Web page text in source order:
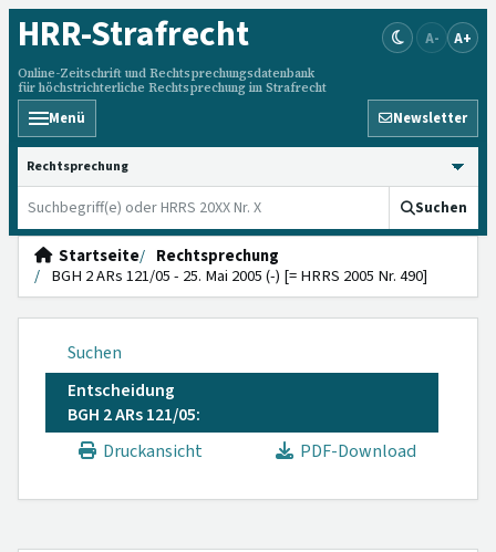
HRR-Strafrecht
Online-Zeitschrift und Rechtsprechungsdatenbank
für höchstrichterliche Rechtsprechung im Strafrecht
A- A+
Menü Newsletter
HRRS durchsuchen
Suchen
Startseite
Rechtsprechung
BGH 2 ARs 121/05 - 25. Mai 2005 (-) [= HRRS 2005 Nr. 490]
Suchen
Entscheidung
BGH 2 ARs 121/05:
Druckansicht
PDF-Download